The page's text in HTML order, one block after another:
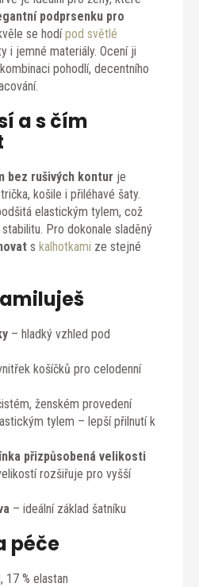
podprsenku pro
se hodípod světlé
i jemné materiály. Ocení ji
pohodlí, decentního
a s čím
bez rušivých kontur je
košile i přiléhavé šaty.
elastickým tylem, což
Pro dokonale sladěný
s kalhotkami ze stejné
– hladký vzhled pod
košíčků pro celodenní
ženském provedení
tylem – lepší přilnutí k
přizpůsobená velikosti
rozšiřuje pro vyšší
– ideální základ šatníku
péče
17 % elastan